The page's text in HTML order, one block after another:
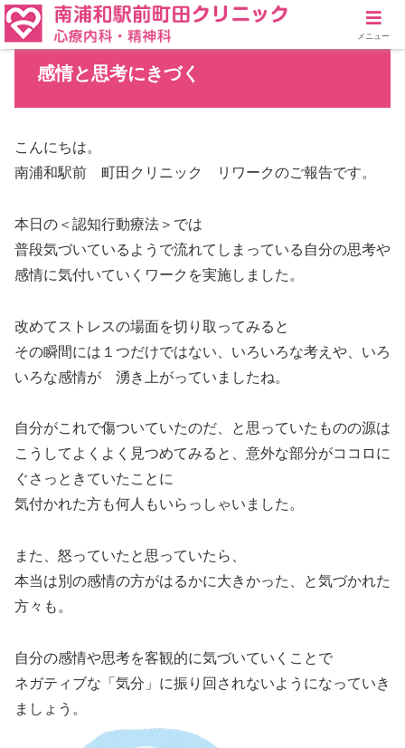
感情と思考にきづく
こんにちは。
南浦和駅前 町田クリニック リワークのご報告です。
本日の＜認知行動療法＞では
普段気づいているようで流れてしまっている自分の思考や
感情に気付いていくワークを実施しました。
改めてストレスの場面を切り取ってみると
その瞬間には１つだけではない、いろいろな考えや、いろ
いろな感情が 湧き上がっていましたね。
自分がこれで傷ついていたのだ、と思っていたものの源は
こうしてよくよく見つめてみると、意外な部分がココロに
ぐさっときていたことに
気付かれた方も何人もいらっしゃいました。
また、怒っていたと思っていたら、
本当は別の感情の方がはるかに大きかった、と気づかれた
方々も。
自分の感情や思考を客観的に気づいていくことで
ネガティブな「気分」に振り回されないようになっていき
ましょう。
メニュー